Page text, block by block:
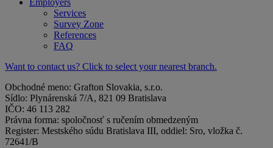
Employers
Services
Survey Zone
References
FAQ
Want to contact us? Click to select your nearest branch.
Obchodné meno: Grafton Slovakia, s.r.o.
Sídlo: Plynárenská 7/A, 821 09 Bratislava
IČO: 46 113 282
Právna forma: spoločnosť s ručením obmedzeným
Register: Mestského súdu Bratislava III, oddiel: Sro, vložka č.
72641/B